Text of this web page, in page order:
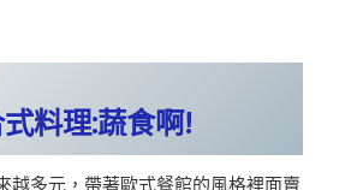
料理:蔬食啊!
越多元，帶著歐式餐館的風格裡面賣